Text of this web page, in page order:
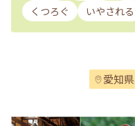
くつろぐ
いやされる
愛知県